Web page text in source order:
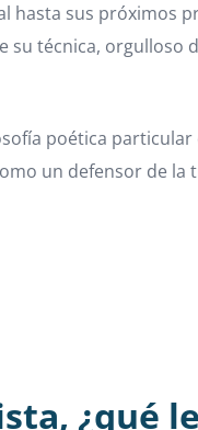
hasta sus próximos
su técnica, orgulloso
poética particular
un defensor de la
¿qué